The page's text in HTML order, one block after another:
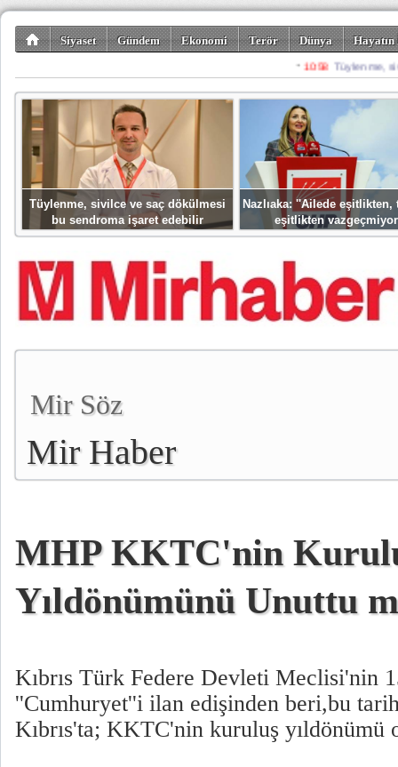
Siyaset Gündem Ekonomi Terör Dünya
Spor Misafir
Tüylenme, sivilce ve saç dökülmesi
bu sendroma işaret edebilir
Nazlıaka: ''Ailede eşitlikten,
eşitlikten
Mir Söz
Mir Haber
MHP KKTC'nin
Yıldönümünü Unuttu
Kıbrıs Türk Federe Devleti Meclisi'nin
''Cumhuryet''i ilan edişinden beri,bu
Kıbrıs'ta; KKTC'nin kuruluş yıldönümü